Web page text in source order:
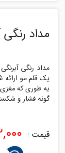
مداد
به طوری که مغزی
قیمت :